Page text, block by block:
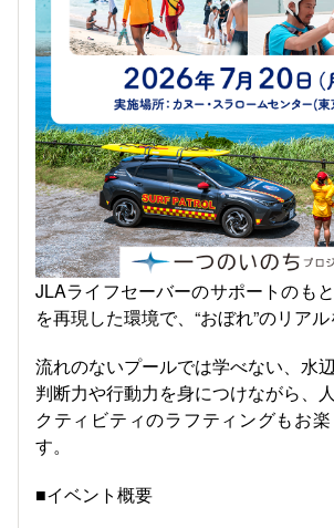
JLAライフセーバーのサポートのも
を再現した環境で、 “おぼれ”のリアル
流れのないプールでは学べない、水
判断力や行動力を身につけながら、
クティビティのラフティングもお
す。
■イベント概要